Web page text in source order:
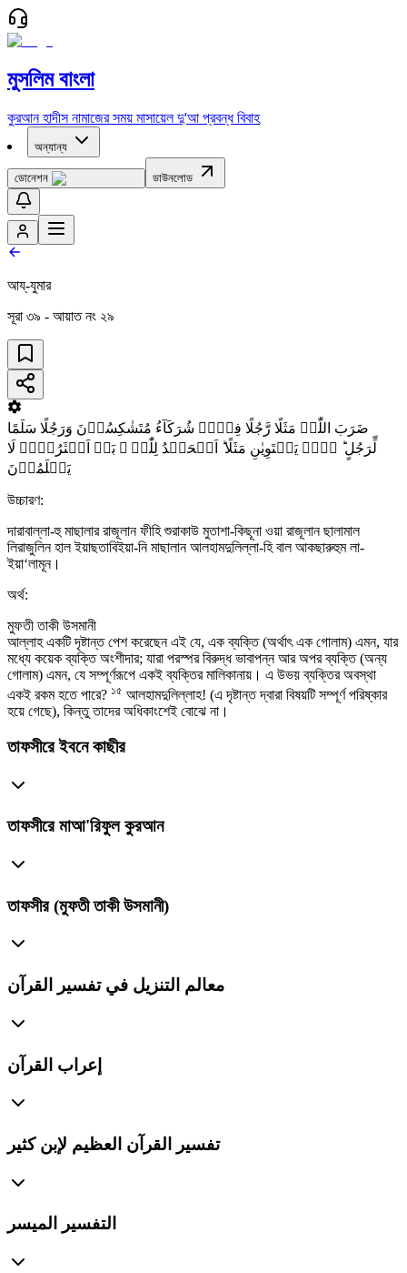
মুসলিম বাংলা
কুরআন হাদীস নামাজের সময় মাসায়েল দু'আ প্রবন্ধ বিবাহ
অন্যান্য
ডোনেশন ডাউনলোড
আয্‌-যুমার
সূরা ৩৯ - আয়াত নং ২৯
ضَرَبَ اللّٰہُ مَثَلًا رَّجُلًا فِیۡہِ شُرَکَآءُ مُتَشٰکِسُوۡنَ وَرَجُلًا سَلَمًا
لِّرَجُلٍ ؕ ہَلۡ یَسۡتَوِیٰنِ مَثَلًا ؕ اَلۡحَمۡدُ لِلّٰہِ ۚ بَلۡ اَکۡثَرُہُمۡ لَا
یَعۡلَمُوۡنَ
উচ্চারণ:
দারাবাল্লা-হু মাছালার রাজূলান ফীহি শুরাকাউ মুতাশা-কিছূনা ওয়া রাজূলান ছালামাল
লিরাজুলিন হাল ইয়াছতাবিইয়া-নি মাছালান আলহামদুলিল্লা-হি বাল আকছারুহুম লা-
ইয়া‘লামূন।
অর্থ:
মুফতী তাকী উসমানী
আল্লাহ একটি দৃষ্টান্ত পেশ করেছেন এই যে, এক ব্যক্তি (অর্থাৎ এক গোলাম) এমন, যার
মধ্যে কয়েক ব্যক্তি অংশীদার; যারা পরস্পর বিরুদ্ধ ভাবাপন্ন আর অপর ব্যক্তি (অন্য
গোলাম) এমন, যে সম্পূর্ণরূপে একই ব্যক্তির মালিকানায়। এ উভয় ব্যক্তির অবস্থা
একই রকম হতে পারে? ১৫ আলহামদুলিল্লাহ! (এ দৃষ্টান্ত দ্বারা বিষয়টি সম্পূর্ণ পরিষ্কার
হয়ে গেছে), কিন্তু তাদের অধিকাংশেই বোঝে না।
তাফসীরে ইবনে কাছীর
তাফসীরে মাআ'রিফুল কুরআন
তাফসীর (মুফতী তাকী উসমানী)
معالم التنزيل في تفسير القرآن
إعراب القرآن
تفسير القرآن العظيم لإبن كثير
التفسير الميسر